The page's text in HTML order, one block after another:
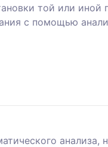
той или иной
с помощью